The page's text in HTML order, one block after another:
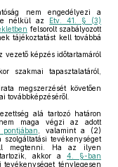
nem engedélyezi a
nélkül az Etv. 41. § (3)
felsorolt szabályozott
tájékoztatást kell továbbá
vezető képzés időtartamáról
szakmai tapasztalatáról,
megszerzését követően
továbbképzéséről.
alá tartozó határon
maga végzi az adott
, valamint a (2)
szolgáltatási tevékenységet
megtenni. Ha az ilyen
akkor a 4. §-ban
tevékenységet ténylegesen